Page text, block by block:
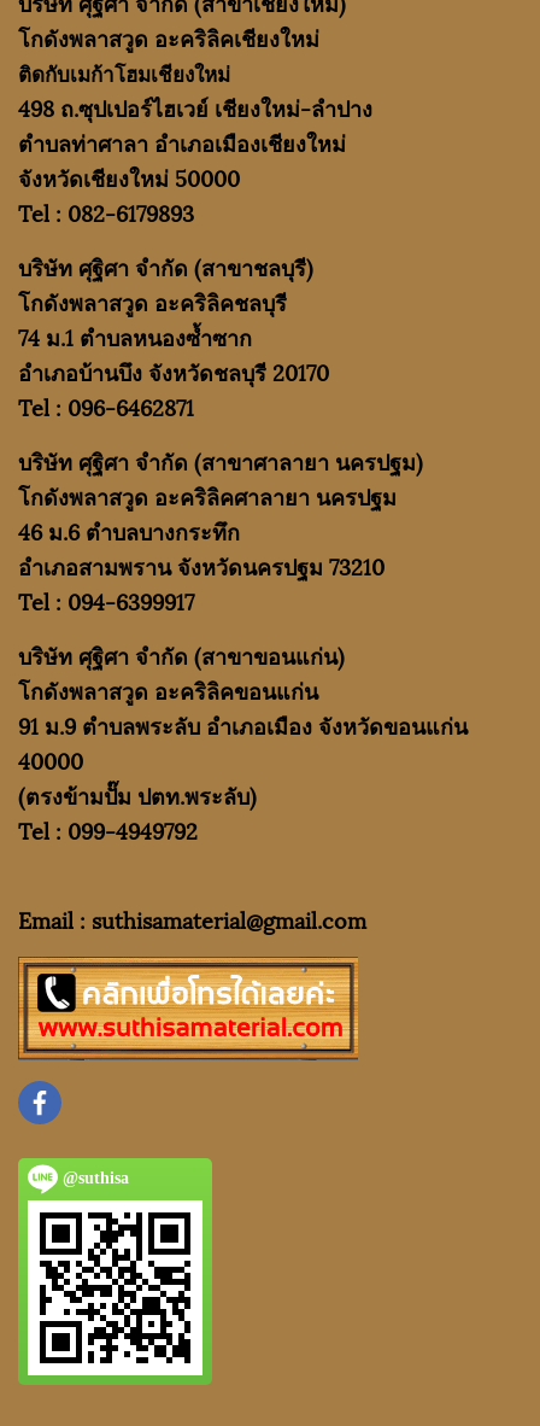
โกดังพลาสวูด อะคริลิคเชียงใหม่
ติดกับเมก้าโฮมเชียงใหม่
498 ถ.ซุปเปอร์ไฮเวย์ เชียงใหม่-ลำปาง
ตำบลท่าศาลา อำเภอเมืองเชียงใหม่
จังหวัดเชียงใหม่ 50000
Tel : 082-6179893
บริษัท ศุฐิศา จำกัด (สาขาชลบุรี)
โกดังพลาสวูด อะคริลิคชลบุรี
74 ม.1 ตำบลหนองซ้ำซาก
อำเภอบ้านบึง จังหวัดชลบุรี 20170
Tel : 096-6462871
บริษัท ศุฐิศา จำกัด (สาขาศาลายา นครปฐม)
โกดังพลาสวูด อะคริลิคศาลายา นครปฐม
46 ม.6 ตำบลบางกระทึก
อำเภอสามพราน จังหวัดนครปฐม 73210
Tel : 094-6399917
บริษัท ศุฐิศา จำกัด (สาขาขอนแก่น)
โกดังพลาสวูด อะคริลิคขอนแก่น
91 ม.9 ตำบลพระลับ อำเภอเมือง จังหวัดขอนแก่น
40000
(ตรงข้ามปั๊ม ปตท.พระลับ)
Tel : 099-4949792
Email : suthisamaterial@gmail.com
@suthisa